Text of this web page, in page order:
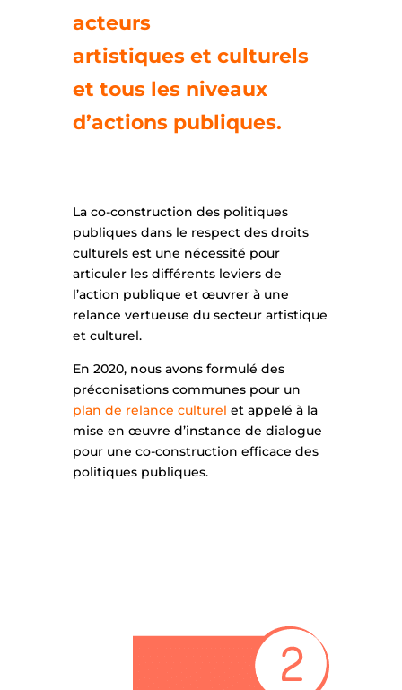
acteurs
artistiques et culturels
et tous les niveaux
d’actions publiques.
La co-construction des politiques
publiques dans le respect des droits
culturels est une nécessité pour
articuler les différents leviers de
l’action publique et œuvrer à une
relance vertueuse du secteur artistique
et culturel.
En 2020, nous avons formulé des
préconisations communes pour un
plan de relance culturel et appelé à la
mise en œuvre d’instance de dialogue
pour une co-construction efficace des
politiques publiques.